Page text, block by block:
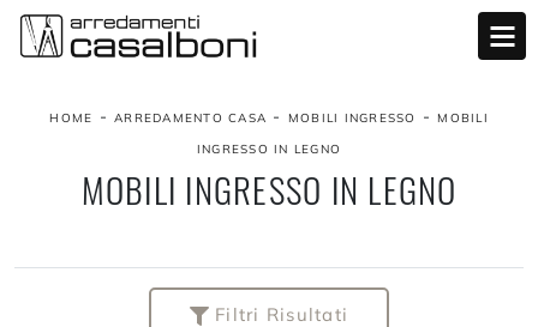
HOME - ARREDAMENTO CASA - MOBILI INGRESSO -MOBILI
INGRESSO IN LEGNO
MOBILI INGRESSO IN LEGNO
Filtri Risultati